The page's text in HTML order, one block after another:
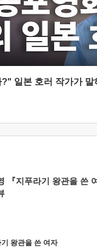
일본 호러 작가가
『지푸라기 왕관을 쓴
왕관을 쓴 여자